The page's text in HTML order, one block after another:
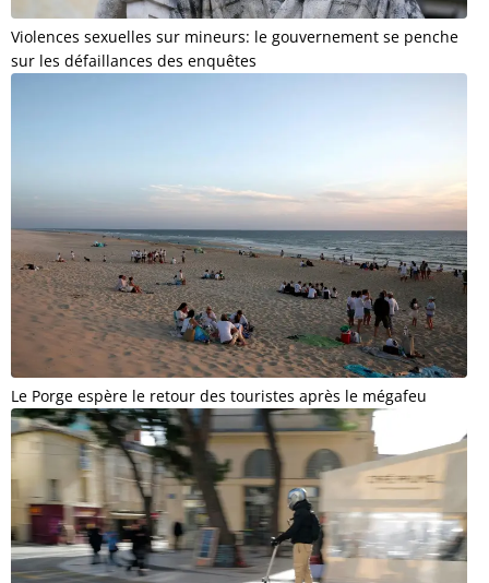
Violences sexuelles sur mineurs: le gouvernement se penche
sur les défaillances des enquêtes
Le Porge espère le retour des touristes après le mégafeu